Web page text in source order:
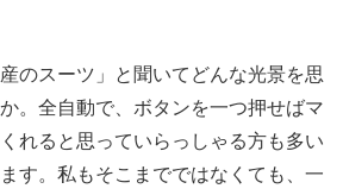
のスーツ」と聞いてどんな光景を思
。全自動で、ボタンを一つ押せばマ
れると思っていらっしゃる方も多い
す。私もそこまでではなくても、一